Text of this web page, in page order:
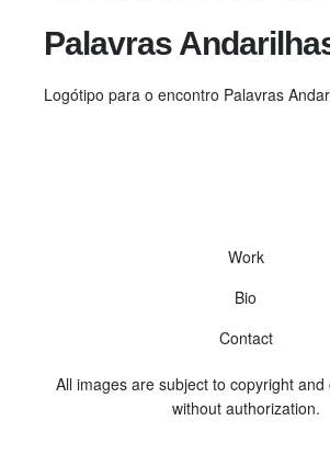
Palavras
Logótipo para o encontro Palavras
Work
Bio
Contact
All images are subject to copyright
without authorization.